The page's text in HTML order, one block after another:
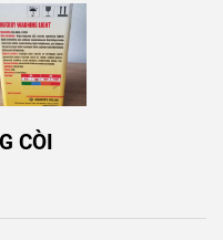
CÒI